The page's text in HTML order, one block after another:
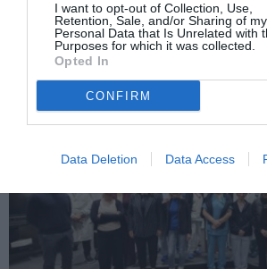
I want to opt-out of Collection, Use,
Retention, Sale, and/or Sharing of my
Personal Data that Is Unrelated with
Purposes for which it was collected.
Opted In
CONFIRM
Data Deletion Data Access
AȚI PUTEA
ASEMENEA